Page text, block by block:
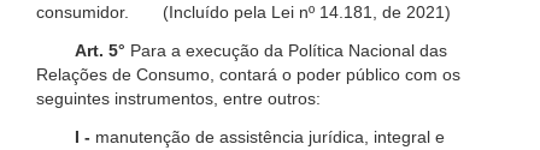
consumidor. (Incluído pela Lei nº 14.181, de 2021)
Art. 5° Para a execução da Política Nacional das
Relações de Consumo, contará o poder público com os
seguintes instrumentos, entre outros:
I - manutenção de assistência jurídica, integral e